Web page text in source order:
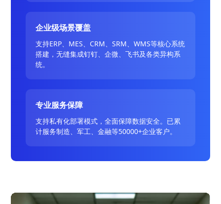
企业级场景覆盖
支持ERP、MES、CRM、SRM、WMS等核心系统
搭建，无缝集成钉钉、企微、飞书及各类异构系
统。
专业服务保障
支持私有化部署模式，全面保障数据安全。已累
计服务制造、军工、金融等50000+企业客户。